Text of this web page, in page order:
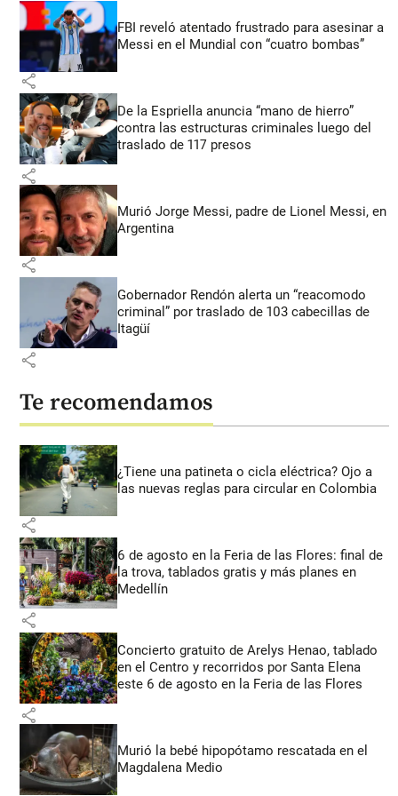
FBI reveló atentado frustrado para asesinar a
Messi en el Mundial con “cuatro bombas”
share
De la Espriella anuncia “mano de hierro”
contra las estructuras criminales luego del
traslado de 117 presos
share
Murió Jorge Messi, padre de Lionel Messi, en
Argentina
share
Gobernador Rendón alerta un “reacomodo
criminal” por traslado de 103 cabecillas de
Itagüí
share
Te recomendamos
¿Tiene una patineta o cicla eléctrica? Ojo a
las nuevas reglas para circular en Colombia
share
6 de agosto en la Feria de las Flores: final de
la trova, tablados gratis y más planes en
Medellín
share
Concierto gratuito de Arelys Henao, tablado
en el Centro y recorridos por Santa Elena
este 6 de agosto en la Feria de las Flores
share
Murió la bebé hipopótamo rescatada en el
Magdalena Medio